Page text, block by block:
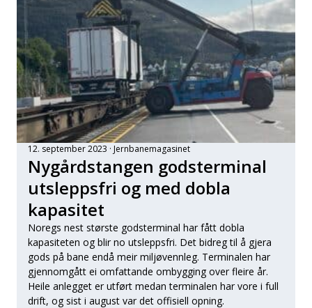
12. september 2023 Jernbanemagasinet
Nygårdstangen godsterminal
utsleppsfri og med dobla
kapasitet
Noregs nest største godsterminal har fått dobla
kapasiteten og blir no utsleppsfri. Det bidreg til å gjera
gods på bane endå meir miljøvennleg. Terminalen har
gjennomgått ei omfattande ombygging over fleire år.
Heile anlegget er utført medan terminalen har vore i full
drift, og sist i august var det offisiell opning.